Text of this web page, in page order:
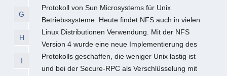
G
H
I
Protokoll von Sun Microsystems für Unix
Betriebssysteme. Heute findet NFS auch in vielen
Linux Distributionen Verwendung. Mit der NFS
Version 4 wurde eine neue Implementierung des
Protokolls geschaffen, die weniger Unix lastig ist
und bei der Secure-RPC als Verschlüsselung mit